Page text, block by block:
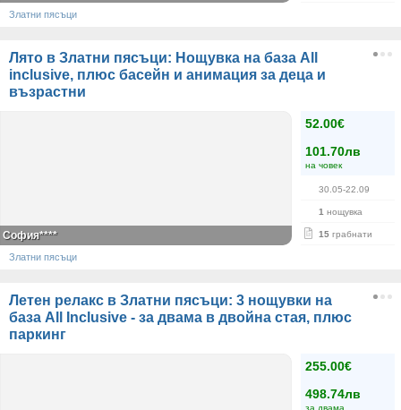
Златни пясъци
Лято в Златни пясъци: Нощувка на база Аll
inclusive, плюс басейн и анимация за деца и
възрастни
52.00€
101.70лв
на човек
30.05-22.09
1 нощувка
15 грабнати
София****
Златни пясъци
Летен релакс в Златни пясъци: 3 нощувки на
база All Inclusive - за двама в двойна стая, плюс
паркинг
255.00€
498.74лв
за двама